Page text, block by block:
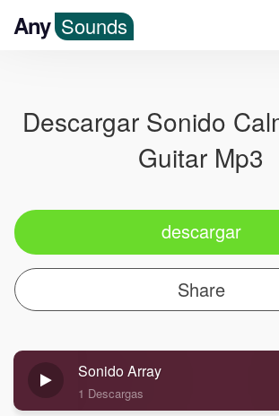
Any Sounds
Descargar Sonido
Guitar Mp3
descargar
Share
Sonido Array
1 Descargas